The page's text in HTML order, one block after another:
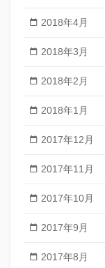
2018年4月
2018年3月
2018年2月
2018年1月
2017年12月
2017年11月
2017年10月
2017年9月
2017年8月